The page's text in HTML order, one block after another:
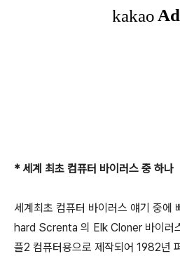
* 세계 최초 컴퓨터 바이러스 중 하나
세계최초 컴퓨터 바이러스 얘기 중에
hard Screnta 의 Elk Cloner 바이러
플2 컴퓨터용으로 제작되어 1982년